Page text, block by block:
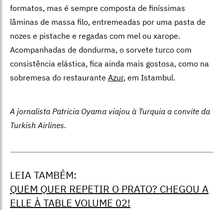
formatos, mas é sempre composta de finíssimas
lâminas de massa filo, entremeadas por uma pasta de
nozes e pistache e regadas com mel ou xarope.
Acompanhadas de dondurma, o sorvete turco com
consistência elástica, fica ainda mais gostosa, como na
sobremesa do restaurante Azur, em Istambul.
A jornalista Patricia Oyama viajou à Turquia a convite da
Turkish Airlines.
LEIA TAMBÉM:
QUEM QUER REPETIR O PRATO? CHEGOU A
ELLE À TABLE VOLUME 02!